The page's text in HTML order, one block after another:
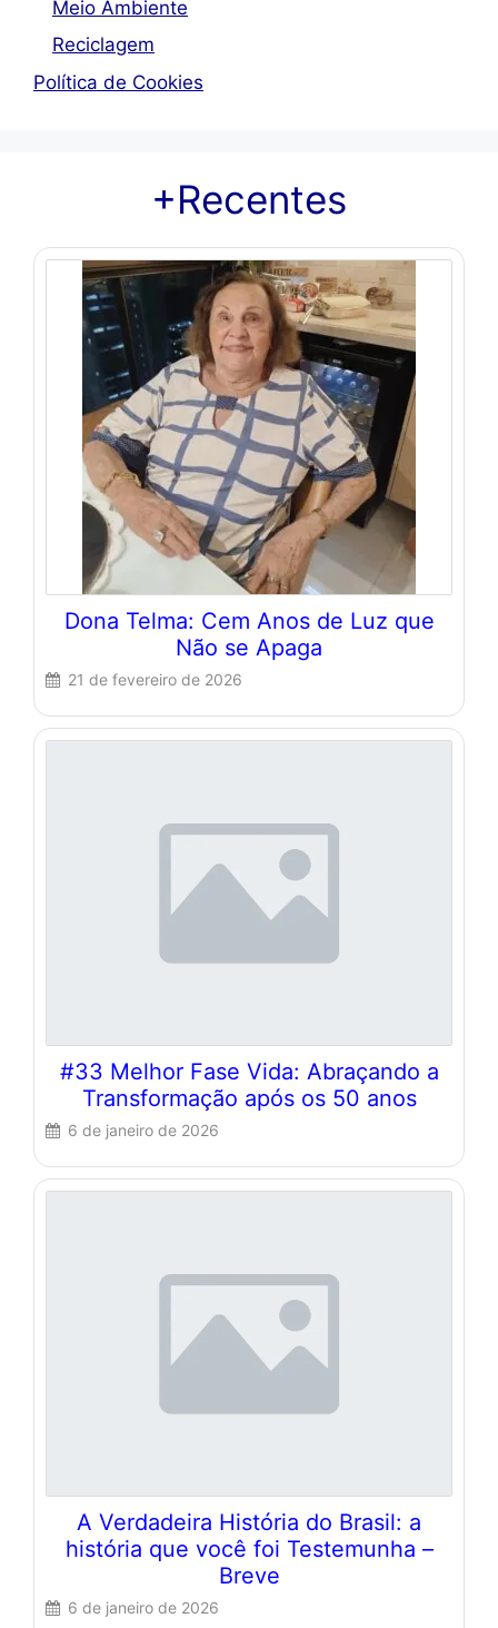
Meio Ambiente
Reciclagem
Política de Cookies
+Recentes
Dona Telma: Cem Anos de Luz que
Não se Apaga
21 de fevereiro de 2026
#33 Melhor Fase Vida: Abraçando a
Transformação após os 50 anos
6 de janeiro de 2026
A Verdadeira História do Brasil: a
história que você foi Testemunha –
Breve
6 de janeiro de 2026